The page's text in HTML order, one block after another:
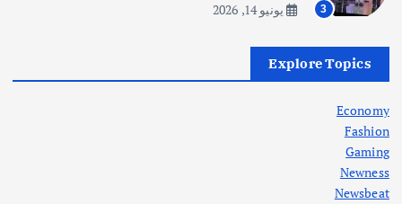
في جذور المشكلة وحلولها المستدامة
3
يونيو 14, 2026
Explore Topics
Economy
Fashion
Gaming
Newness
Newsbeat